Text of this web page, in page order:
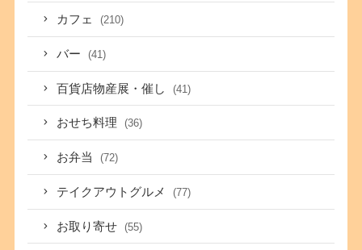
カフェ (210)
バー (41)
百貨店物産展・催し (41)
おせち料理 (36)
お弁当 (72)
テイクアウトグルメ (77)
お取り寄せ (55)